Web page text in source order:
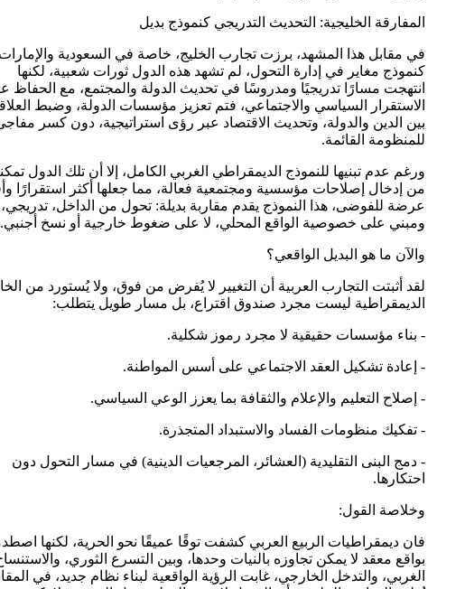
المفارقة الخليجية: التحديث التدريجي كنموذج بديل
في مقابل هذا المشهد، برزت تجارب الخليج، خاصة في السعودية
كنموذج مغاير في إدارة التحول، لم تشهد هذه الدول ثورات شعبية، لكنها
انتهجت مسارًا تدريجيًا ومدروسًا في تحديث الدولة والمجتمع، مع الحفاظ
الاستقرار السياسي والاجتماعي، فتم تعزيز مؤسسات الدولة، وضبط
بين الدين والدولة، وتحديث الاقتصاد عبر رؤى استراتيجية، دون كسر
للمنظومة القائمة.
ورغم عدم تبنيها للنموذج الديمقراطي الغربي الكامل، إلا أن تلك الدول
من إدخال إصلاحات مؤسسية ومجتمعية فعالة، مما جعلها أكثر استقرارًا
عرضة للفوضى، هذا النموذج يقدم مقاربة بديلة: تحول من الداخل، تدريجي،
ومبني على خصوصية الواقع المحلي، لا على ضغوط خارجية أو نسخ أجنبي.
والآن ما هو البديل الواقعي؟
لقد أثبتت التجارب العربية أن التغيير لا يُفرض من فوق، ولا يُستورد من
الديمقراطية ليست مجرد صندوق اقتراع، بل مسار طويل يتطلب:
- بناء مؤسسات حقيقية لا مجرد رموز شكلية.
- إعادة تشكيل العقد الاجتماعي على أسس المواطنة.
- إصلاح التعليم والإعلام والثقافة بما يعزز الوعي السياسي.
- تفكيك منظومات الفساد والاستبداد المتجذرة.
- دمج البنى التقليدية (العشائر، المرجعيات الدينية) في مسار التحول دون
احتكارها.
وخلاصة القول:
فان ديمقراطيات الربيع العربي كشفت توقًا عميقًا نحو الحرية، لكنها
بواقع معقد لا يمكن تجاوزه بالنيات وحدها، وبين التسرع الثوري،
الغربي، والتدخل الخارجي، غابت الرؤية الواقعية لبناء نظام جديد، في